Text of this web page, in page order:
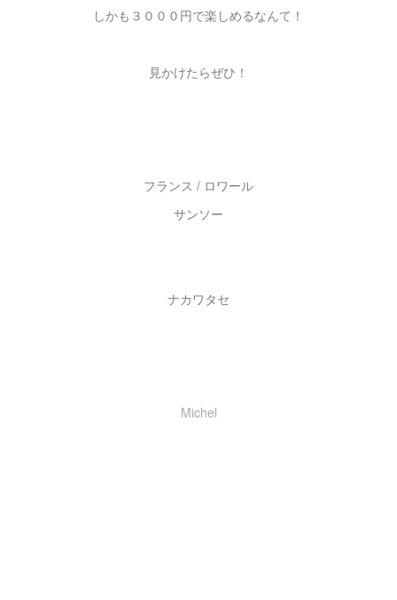
しかも３０００円で楽しめるなんて！
見かけたらぜひ！
フランス / ロワール
サンソー
ナカワタセ
Michel